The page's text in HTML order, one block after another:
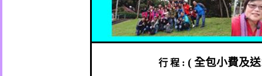
行程 : (全包小費及送